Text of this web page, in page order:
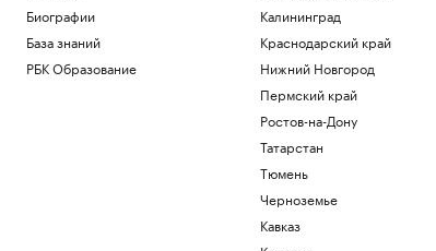
Биографии
База знаний
РБК Образование
Калининград
Краснодарский край
Нижний Новгород
Пермский край
Ростов-на-Дону
Татарстан
Тюмень
Черноземье
Кавказ